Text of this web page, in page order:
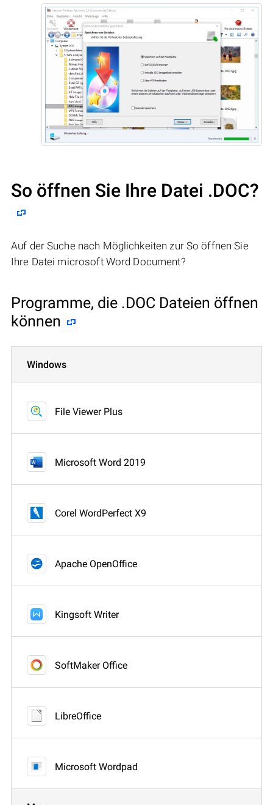
So öffnen Sie Ihre Datei .DOC?
Auf der Suche nach Möglichkeiten zur So öffnen Sie
Ihre Datei microsoft Word Document?
Programme, die .DOC Dateien öffnen
können
Windows
File Viewer Plus
Microsoft Word 2019
Corel WordPerfect X9
Apache OpenOffice
Kingsoft Writer
SoftMaker Office
LibreOffice
Microsoft Wordpad